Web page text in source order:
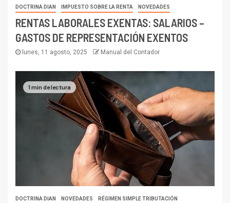
DOCTRINA DIAN IMPUESTO SOBRE LA RENTA NOVEDADES
RENTAS LABORALES EXENTAS: SALARIOS –
GASTOS DE REPRESENTACIÓN EXENTOS
lunes, 11 agosto, 2025 Manual del Contador
1 min de lectura
DOCTRINA DIAN NOVEDADES RÉGIMEN SIMPLE TRIBUTACIÓN